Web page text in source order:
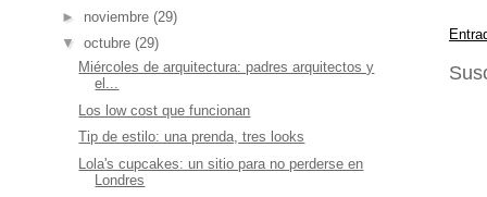
► noviembre (29)
▼ octubre (29)
Miércoles de arquitectura: padres arquitectos y
el...
Los low cost que funcionan
Tip de estilo: una prenda, tres looks
Lola's cupcakes: un sitio para no perderse en
Londres